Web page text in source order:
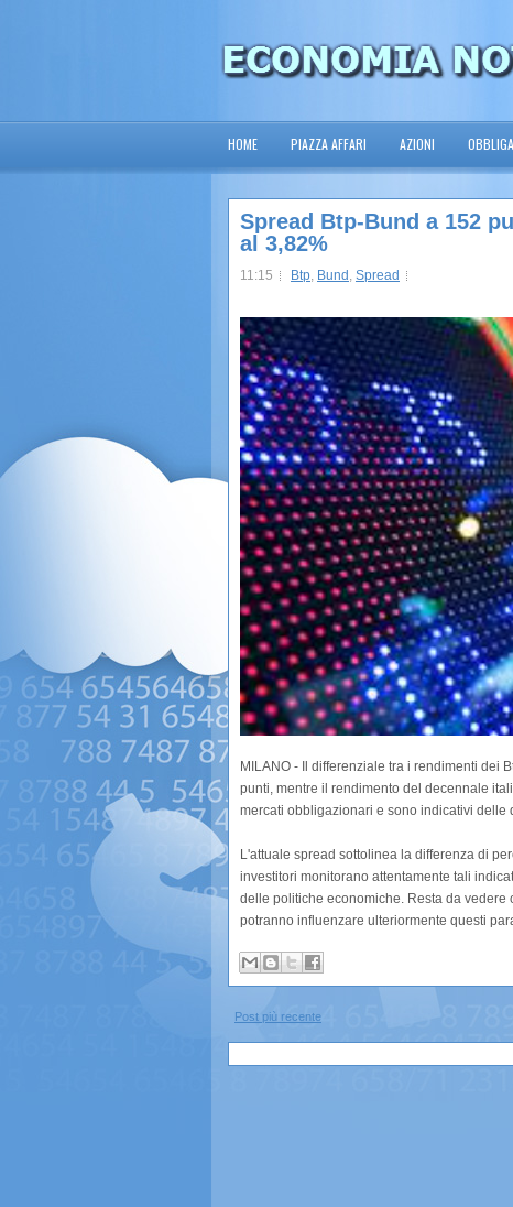
HOME PIAZZA AFFARI AZIONI
Spread Btp-Bund a 152
al 3,82%
11:15 Btp, Bund , Spread
MILANO - Il differenziale tra i rendimenti dei
punti, mentre il rendimento del decennale
mercati obbligazionari e sono indicativi
L'attuale spread sottolinea la differenza di
investitori monitorano attentamente tali
delle politiche economiche. Resta da
potranno influenzare ulteriormente questi
Post più recente